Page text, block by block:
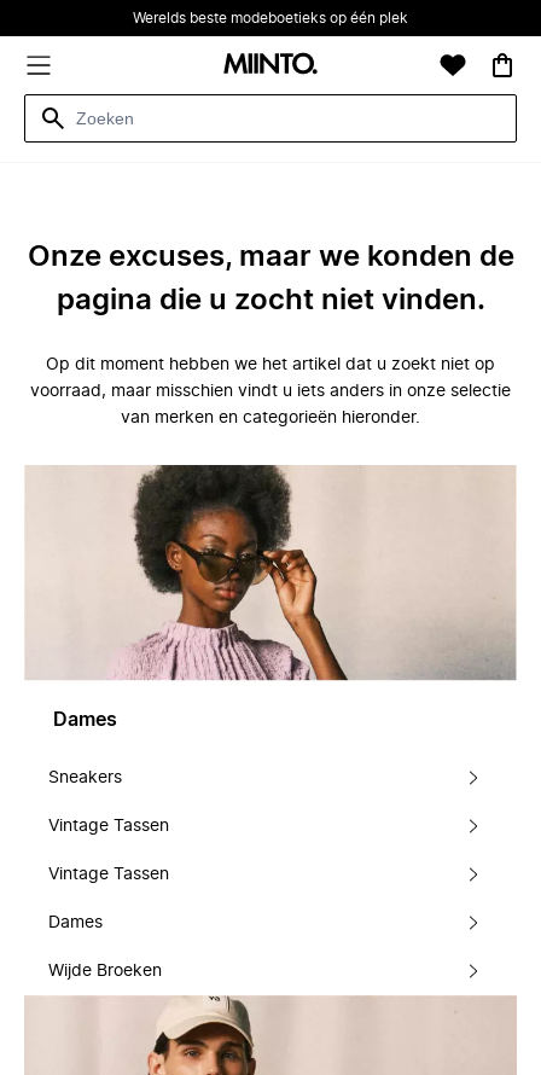
Werelds beste modeboetieks op één plek
Onze excuses, maar we konden de
pagina die u zocht niet vinden.
Op dit moment hebben we het artikel dat u zoekt niet op
voorraad, maar misschien vindt u iets anders in onze selectie
van merken en categorieën hieronder.
Dames
Sneakers
Vintage Tassen
Vintage Tassen
Dames
Wijde Broeken